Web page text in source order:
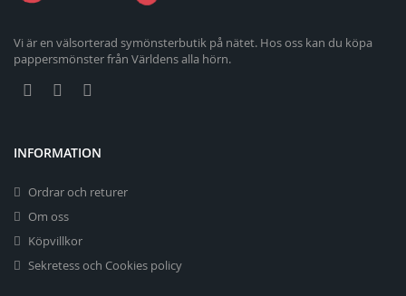
Vi är en välsorterad symönsterbutik på nätet. Hos oss kan du köpa
pappersmönster från Världens alla hörn.
INFORMATION
Ordrar och returer
Om oss
Köpvillkor
Sekretess och Cookies policy